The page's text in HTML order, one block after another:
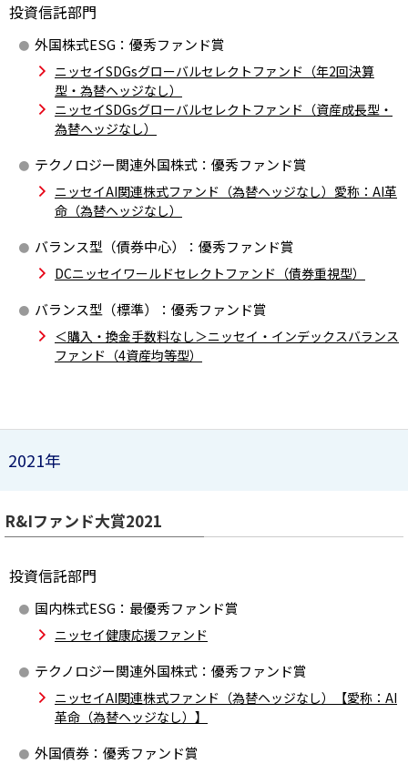
投資信託部門
外国株式ESG：優秀ファンド賞
ニッセイSDGsグローバルセレクトファンド（年2回決算
型・為替ヘッジなし）
ニッセイSDGsグローバルセレクトファンド（資産成長型・
為替ヘッジなし）
テクノロジー関連外国株式：優秀ファンド賞
ニッセイAI関連株式ファンド（為替ヘッジなし）愛称：AI革
命（為替ヘッジなし）
バランス型（債券中心）：優秀ファンド賞
DCニッセイワールドセレクトファンド（債券重視型）
バランス型（標準）：優秀ファンド賞
＜購入・換金手数料なし＞ニッセイ・インデックスバランス
ファンド（4資産均等型）
2021年
R&Iファンド大賞2021
投資信託部門
国内株式ESG：最優秀ファンド賞
ニッセイ健康応援ファンド
テクノロジー関連外国株式：優秀ファンド賞
ニッセイAI関連株式ファンド（為替ヘッジなし）【愛称：AI
革命（為替ヘッジなし）】
外国債券：優秀ファンド賞